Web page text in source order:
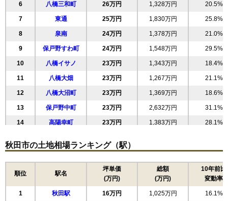
6 八橋三和町 26万円 1,328万円 20.5%
7 東通 25万円 1,830万円 25.8%
8 泉南 24万円 1,378万円 21.0%
9 保戸野すわ町 24万円 1,548万円 29.5%
10 八橋イサノ 23万円 1,343万円 18.4%
11 八橋大畑 23万円 1,267万円 21.1%
12 八橋大沼町 23万円 1,369万円 18.6%
13 保戸野中町 23万円 2,632万円 31.1%
14 高陽幸町 23万円 1,383万円 28.1%
16 八橋本町 23万円 1,485万円 27.6%
22万円 1,271万円 24.2%
22万円 1,073万円 19.5%
19 手形山崎町 22万円 996万円 15.5%
秋田市の土地相場ランキング（駅）
順位 駅名
坪単価
(万円)
総額
(万円)
10年前比
変動率
1 秋田駅 16万円 1,025万円 16.1%